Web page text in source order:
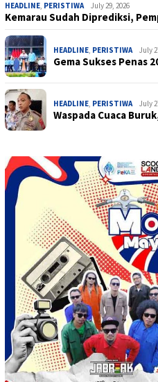
HEADLINE, PERISTIWA July 29, 2026
Kemarau Sudah Diprediksi,
HEADLINE, PERISTIWA July
Gema Sukses Penas
HEADLINE, PERISTIWA July
Waspada Cuaca